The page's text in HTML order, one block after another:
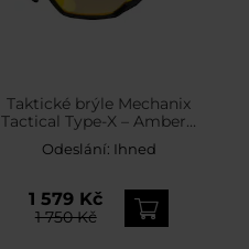
Taktické brýle Mechanix
Tactical Type-X – Amber /
Black
Odeslání: Ihned
1 579 Kč
1 750 Kč